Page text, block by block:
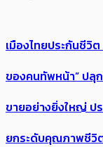
เมืองไทยประกันชีวิ
ของคนทัพหน้า” ปลุ
ขายอย่างยิ่งใหญ่ ป
ยกระดับคุณภาพชีวิ